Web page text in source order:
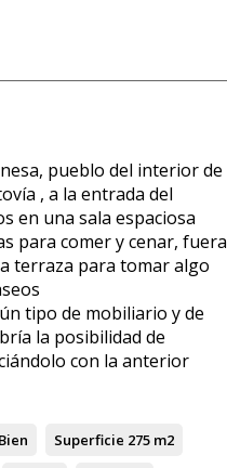
pueblo del interior de
, a la entrada del
en una sala espaciosa
para comer y cenar, fuera
terraza para tomar algo
tipo de mobiliario y de
la posibilidad de
con la anterior
Superficie 275 m2